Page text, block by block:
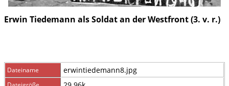
Erwin Tiedemann als Soldat an der Westfront (3. v. r.)
Dateiname erwintiedemann8.jpg